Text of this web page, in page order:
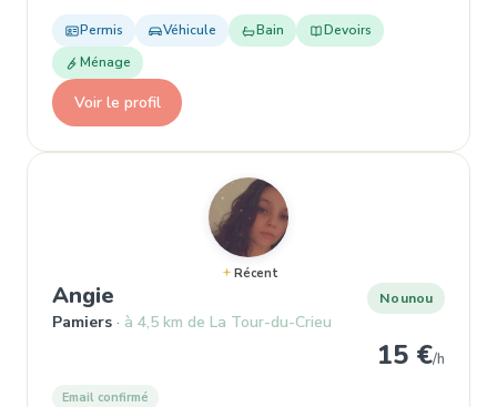
Permis Véhicule Bain
Devoirs
Ménage
Voir le profil
Récent
Angie
Pamiers à 4,5 km de La Tour-du-Crieu
Nounou
15 €/h
Email confirmé